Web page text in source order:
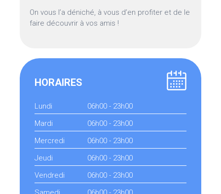
On vous l’a déniché, à vous d’en profiter et de le
faire découvrir à vos amis !
HORAIRES
Lundi
06h00 - 23h00
Mardi
06h00 - 23h00
Mercredi
06h00 - 23h00
Jeudi
06h00 - 23h00
Vendredi
06h00 - 23h00